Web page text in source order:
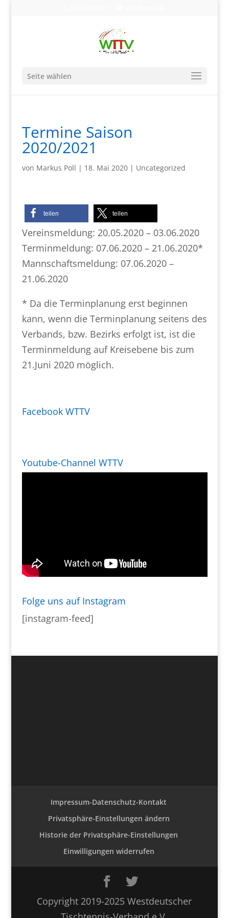
Seite wählen
Termine Saison
2020/2021
von Markus Poll | 18. Mai 2020| Uncategorized
teilen teilen
Vereinsmeldung: 20.05.2020 – 03.06.2020
Terminmeldung: 07.06.2020 – 21.06.2020*
Mannschaftsmeldung: 07.06.2020 –
21.06.2020
* Da die Terminplanung erst beginnen
kann, wenn die Terminplanung seitens des
Verbands, bzw. Bezirks erfolgt ist, ist die
Terminmeldung auf Kreisebene bis zum
21.Juni 2020 möglich.
Facebook WTTV
Youtube-Channel WTTV
Folge uns auf Instagram
[instagram-feed]
Impressum-Datenschutz-Kontakt
Privatsphäre-Einstellungen ändern
Historie der Privatsphäre-Einstellungen
Einwilligungen widerrufen
Copyright 2019-2025 Westdeutscher